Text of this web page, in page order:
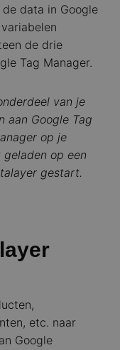
data in Google
de drie
Tag Manager.
van je
aan Google Tag
op je
op een
gestart.
etc. naar
Google